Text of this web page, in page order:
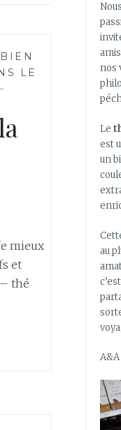
LE
mieux
et
thé
nos
Le
est
un
au
A&A